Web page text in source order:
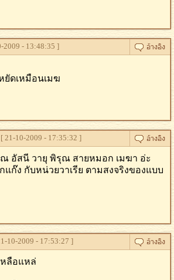
- 13:48:35 ]
ยัดเหมือนเมฆ
21-10-2009 - 17:35:32 ]
อัสนี วายุ พิรุณ สายหมอก เมฆา อ่ะ
ก๊ง กับหน่วยวาเรีย ตามสงจริงของแบบ
10-2009 - 17:53:27 ]
หลือแหล่